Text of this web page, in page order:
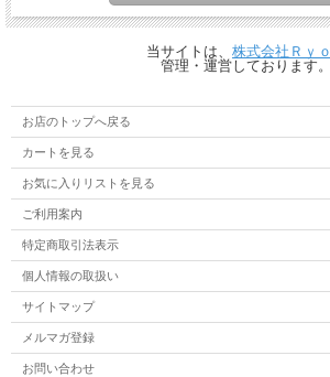
当サイトは、 株式会社Ｒｙｏ
管理・運営しております。
お店のトップへ戻る
カートを見る
お気に入りリストを見る
ご利用案内
特定商取引法表示
個人情報の取扱い
サイトマップ
メルマガ登録
お問い合わせ